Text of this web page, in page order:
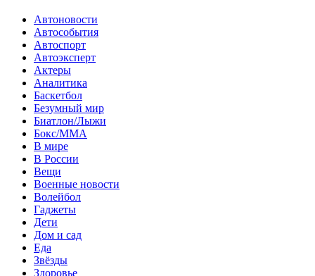
Автоновости
Автособытия
Автоспорт
Автоэксперт
Актеры
Аналитика
Баскетбол
Безумный мир
Биатлон/Лыжи
Бокс/MMA
В мире
В России
Вещи
Военные новости
Волейбол
Гаджеты
Дети
Дом и сад
Еда
Звёзды
Здоровье